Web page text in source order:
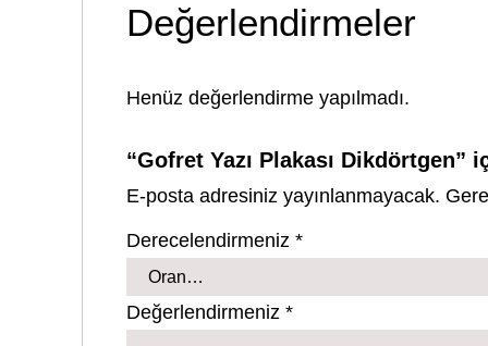
Değerlendirmeler
Henüz değerlendirme yapılmadı.
“Gofret Yazı Plakası
E-posta adresiniz yayınlanmayacak.
Derecelendirmeniz*
Değerlendirmeniz*